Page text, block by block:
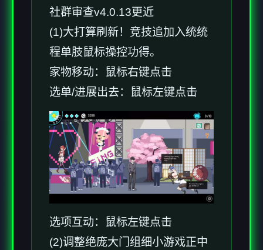
社群审查v4.0.13更近
(1)大打算刷新！竞技追加入统统
程单肢鼠标操控功得。
家物移动：鼠标右键点击
选单/进展出去：鼠标左键点击
选项互动：鼠标左键点击
(2)调整绝庞大门组细小游戏正中